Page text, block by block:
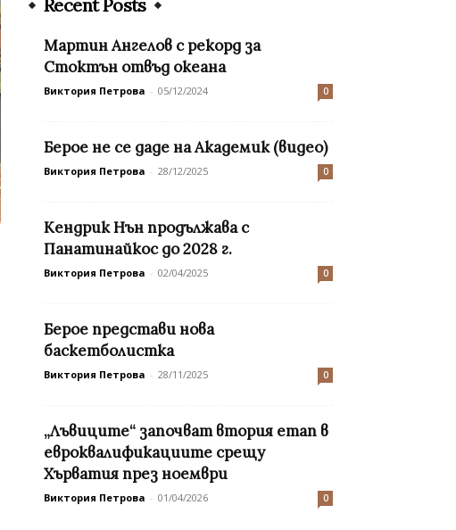
Recent Posts
Мартин Ангелов с рекорд за
Стоктън отвъд океана
Виктория Петрова - 05/12/2024 0
Берое не се даде на Академик (видео)
Виктория Петрова - 28/12/2025 0
Кендрик Нън продължава с
Панатинайкос до 2028 г.
Виктория Петрова - 02/04/2025 0
Берое представи нова
баскетболистка
Виктория Петрова - 28/11/2025 0
„Лъвиците“ започват втория етап в
евроквалификациите срещу
Хърватия през ноември
Виктория Петрова - 01/04/2026 0